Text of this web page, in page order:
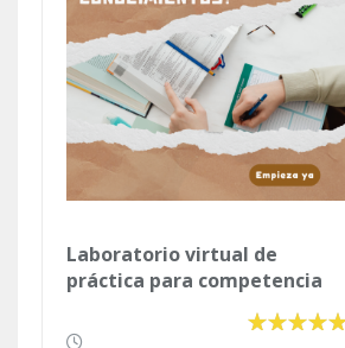
Laboratorio virtual de
práctica para competencia
lectora y ejercicios de
competencia matemática.